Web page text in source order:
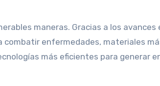
maneras. Gracias a los avances
combatir enfermedades, materiales
más eficientes para generar